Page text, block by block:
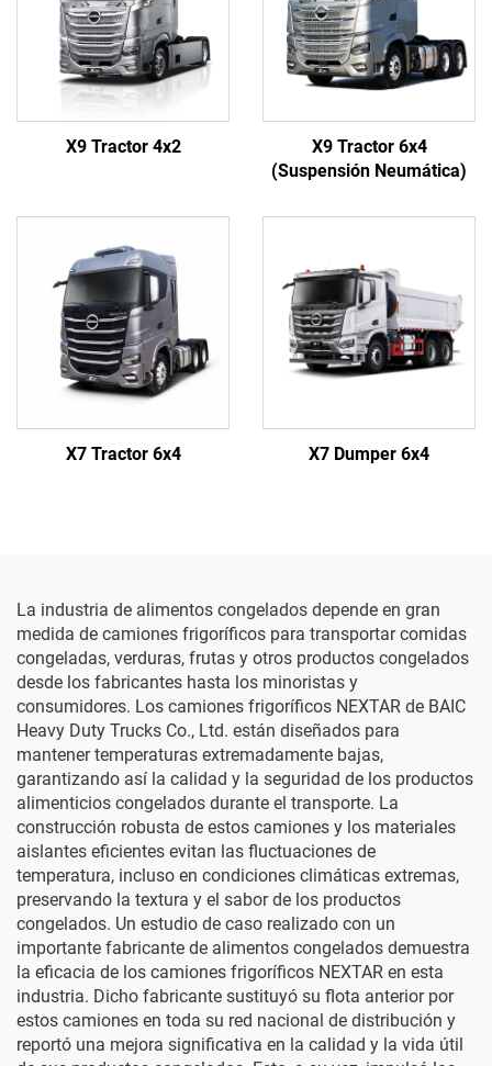
X9 Tractor 4x2
X9 Tractor 6x4
(Suspensión Neumática)
X7 Tractor 6x4 X7 Dumper 6x4
La industria de alimentos congelados depende en gran
medida de camiones frigoríficos para transportar comidas
congeladas, verduras, frutas y otros productos congelados
desde los fabricantes hasta los minoristas y
consumidores. Los camiones frigoríficos NEXTAR de BAIC
Heavy Duty Trucks Co., Ltd. están diseñados para
mantener temperaturas extremadamente bajas,
garantizando así la calidad y la seguridad de los productos
alimenticios congelados durante el transporte. La
construcción robusta de estos camiones y los materiales
aislantes eficientes evitan las fluctuaciones de
temperatura, incluso en condiciones climáticas extremas,
preservando la textura y el sabor de los productos
congelados. Un estudio de caso realizado con un
importante fabricante de alimentos congelados demuestra
la eficacia de los camiones frigoríficos NEXTAR en esta
industria. Dicho fabricante sustituyó su flota anterior por
estos camiones en toda su red nacional de distribución y
reportó una mejora significativa en la calidad y la vida útil